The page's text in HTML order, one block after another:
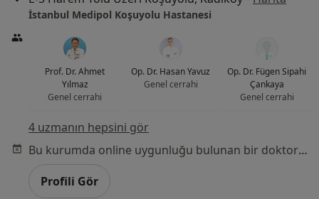
İstanbul Medipol Koşuyolu Hastanesi
Prof. Dr. Ahmet
Yılmaz
Genel cerrahi
Op. Dr. Hasan Yavuz
Genel cerrahi
Op. Dr. Fügen Sipahi
Çankaya
Genel cerrahi
4 uzmanın hepsini gör
Bu kurumda online uygunluğu bulunan bir doktor veya uzman bulunamadı
Profili Gör